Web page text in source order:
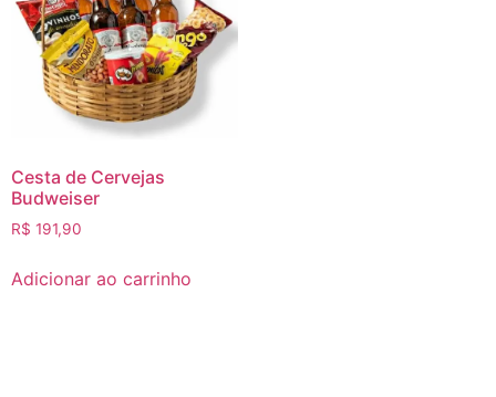
Cesta de Cervejas
Budweiser
R$ 191,90
Adicionar ao carrinho